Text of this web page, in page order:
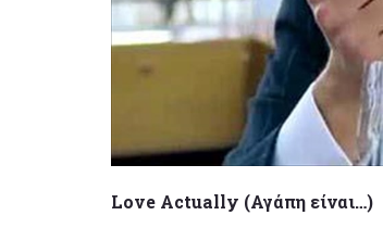
Love Actually (Αγάπη είναι…)